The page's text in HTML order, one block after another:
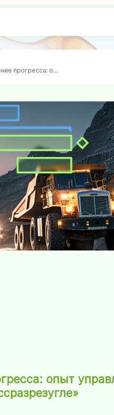
База
Месторождение прогресса: опыт управления проектами в «Кузбассразрезугле»
опыт